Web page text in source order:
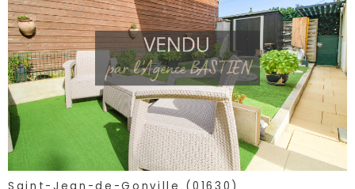
voir le
bien